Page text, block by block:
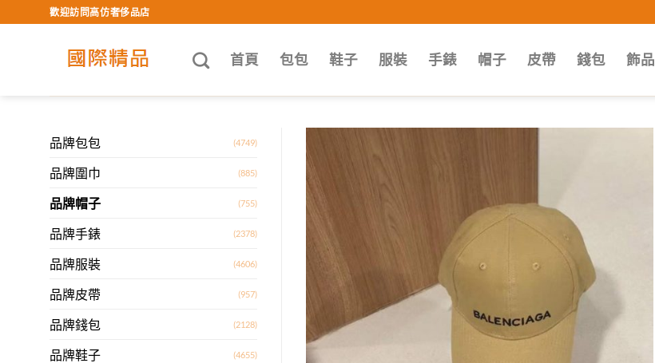
to
歡迎訪問高仿奢侈品店
首頁 包包 鞋子 服裝 手錶 帽子 皮帶 錢包 飾品
品牌包包 (4749)
品牌圍巾 (885)
品牌帽子 (755)
品牌手錶 (2378)
品牌服裝 (4606)
品牌皮帶 (957)
品牌錢包 (2128)
品牌鞋子 (4655)